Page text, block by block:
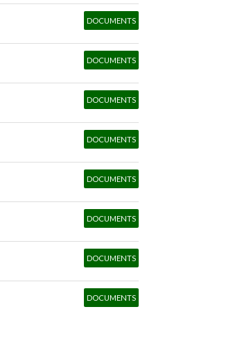
DOCUMENTS
DOCUMENTS
DOCUMENTS
DOCUMENTS
DOCUMENTS
DOCUMENTS
DOCUMENTS
DOCUMENTS